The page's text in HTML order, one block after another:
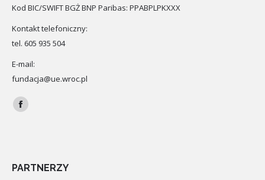
Kod BIC/SWIFT BGŻ BNP Paribas: PPABPLPKXXX
Kontakt telefoniczny:
tel. 605 935 504
E-mail:
fundacja@ue.wroc.pl
Znajdź nas na:
Facebook
PARTNERZY